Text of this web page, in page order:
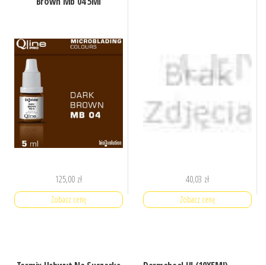
125,00 zł
Zobacz cenę
40,03 zł
Zobacz cenę